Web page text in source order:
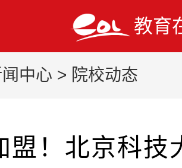
教育
中心 > 院校动态
盟！北京科技